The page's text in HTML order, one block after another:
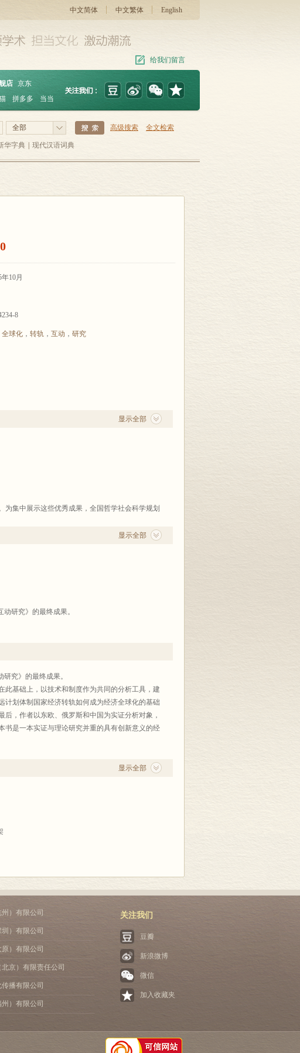
中文简体 中文繁体 English
给我们留言
店 京东
拼多多 当当
全部 高级搜索 全文检索
华字典 现代汉语词典
10月
8
全球化 ， 转轨 ， 互动 ， 研究
显示全部
集中展示这些优秀成果，全国哲学社会科学规划
显示全部
研究》的最终成果。
说，他们都是从技术层面强调经济全球化的内
加强，全球经济和福利在共同增长。在这一过程
面上看，这些研究的确描述了1990年代以来世界经
然在20世纪末成为人们讨论的一个热点?经济全
素吗?上述研究似乎很难提供令人满意的答案。沿
要原因在于目前的研究忽视了经济全球化的一个更
点。
计划体制国家的经济转轨统一了已被割裂将近一
，也为资本、技术和管理资源实现全球配置，为
束和原计划体制国家的经济转轨。 因此可以说，
选择，即走市场经济之路；在技术层面上，经济全
社会科学基金重点项目。选题和论证受到国内专
列为重点项目。专家们的认同进一步增强了我们
添加了压力。
框架的构思。2001年7月19—21日，课题组全
和冯舜华教授共同提出一个研究草案，围绕这一草
步的写作框架，并进行了写作分工。返校后，课
宁大学再次集中，就初稿进行讨论并形成修改意
年8月29—30日，课题组成员第三次集中，在沈阳
究》的最终成果。
基础上，以技术和制度作为共同的分析工具，建
计划体制国家经济转轨如何成为经济全球化的基础
，作者以东欧、俄罗斯和中国为实证分析对象，
书是一本实证与理论研究并重的具有创新意义的经
显示全部
）有限公司
）有限公司
）有限公司
京）有限责任公司
播有限公司
）有限公司
关注我们
豆瓣
新浪微博
微信
加入收藏夹